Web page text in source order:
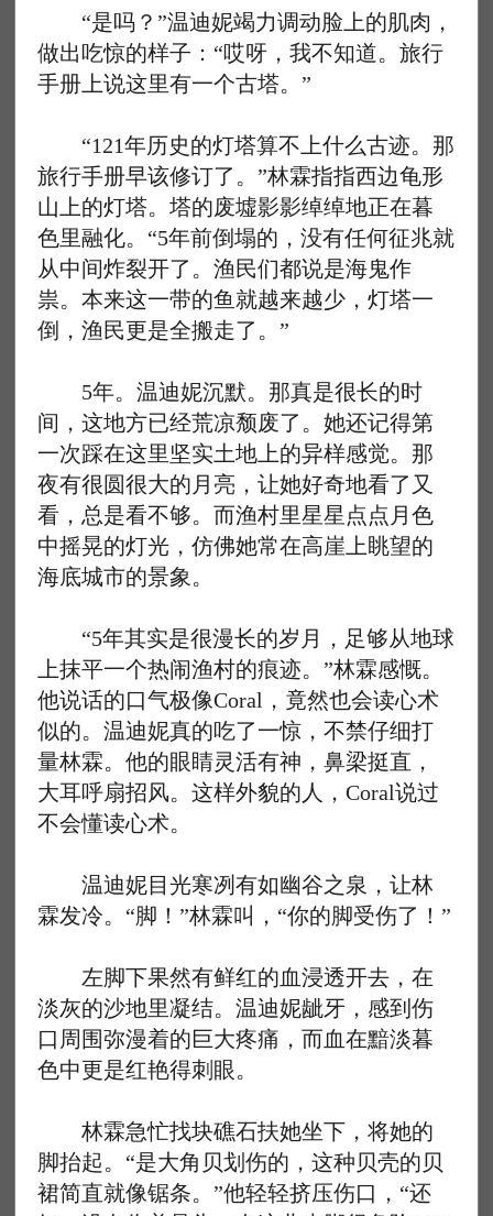
“是吗？”温迪妮竭力调动脸上的肌肉，
做出吃惊的样子：“哎呀，我不知道。旅行
手册上说这里有一个古塔。”
“121年历史的灯塔算不上什么古迹。那
旅行手册早该修订了。”林霖指指西边龟形
山上的灯塔。塔的废墟影影绰绰地正在暮
色里融化。“5年前倒塌的，没有任何征兆就
从中间炸裂开了。渔民们都说是海鬼作
祟。本来这一带的鱼就越来越少，灯塔一
倒，渔民更是全搬走了。”
5年。温迪妮沉默。那真是很长的时
间，这地方已经荒凉颓废了。她还记得第
一次踩在这里坚实土地上的异样感觉。那
夜有很圆很大的月亮，让她好奇地看了又
看，总是看不够。而渔村里星星点点月色
中摇晃的灯光，仿佛她常在高崖上眺望的
海底城市的景象。
“5年其实是很漫长的岁月，足够从地球
上抹平一个热闹渔村的痕迹。”林霖感慨。
他说话的口气极像Coral，竟然也会读心术
似的。温迪妮真的吃了一惊，不禁仔细打
量林霖。他的眼睛灵活有神，鼻梁挺直，
大耳呼扇招风。这样外貌的人，Coral说过
不会懂读心术。
温迪妮目光寒冽有如幽谷之泉，让林
霖发冷。“脚！”林霖叫，“你的脚受伤了！”
左脚下果然有鲜红的血浸透开去，在
淡灰的沙地里凝结。温迪妮龇牙，感到伤
口周围弥漫着的巨大疼痛，而血在黯淡暮
色中更是红艳得刺眼。
林霖急忙找块礁石扶她坐下，将她的
脚抬起。“是大角贝划伤的，这种贝壳的贝
裙简直就像锯条。”他轻轻挤压伤口，“还